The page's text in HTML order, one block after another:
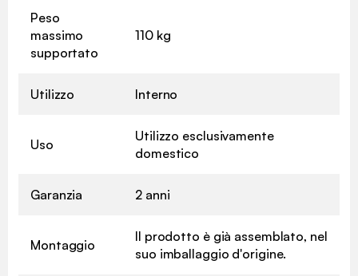
Peso
massimo
supportato
110 kg
Utilizzo Interno
Uso
Utilizzo esclusivamente
domestico
Garanzia 2 anni
Montaggio
Il prodotto è già assemblato, nel
suo imballaggio d'origine.